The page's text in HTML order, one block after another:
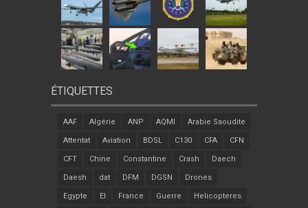
ÉTIQUETTES
AAF Algérie ANP AQMI Arabie Saoudite
Attentat Aviation BDSL C130 CFA CFN
CFT Chine Constantine Crash Daech
Daesh dat DFM DGSN Drones
Egypte EI France Guerre Helicopteres